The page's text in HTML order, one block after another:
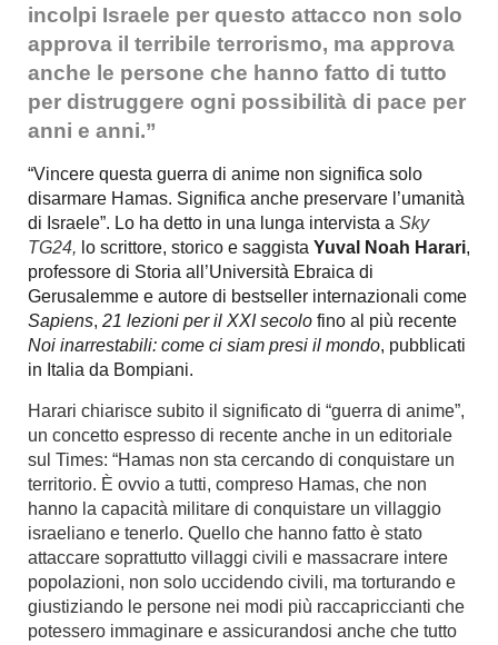
incolpi Israele per questo attacco non solo
approva il terribile terrorismo, ma approva
anche le persone che hanno fatto di tutto
per distruggere ogni possibilità di pace per
anni e anni.”
“Vincere questa guerra di anime non significa solo
disarmare Hamas. Significa anche preservare l’umanità
di Israele”. Lo ha detto in una lunga intervista a Sky
TG24, lo scrittore, storico e saggista Yuval Noah Harari,
professore di Storia all’Università Ebraica di
Gerusalemme e autore di bestseller internazionali come
Sapiens, 21 lezioni per il XXI secolo fino al più recente
Noi inarrestabili: come ci siam presi il mondo, pubblicati
in Italia da Bompiani.
Harari chiarisce subito il significato di “guerra di anime”,
un concetto espresso di recente anche in un editoriale
sul Times: “Hamas non sta cercando di conquistare un
territorio. È ovvio a tutti, compreso Hamas, che non
hanno la capacità militare di conquistare un villaggio
israeliano e tenerlo. Quello che hanno fatto è stato
attaccare soprattutto villaggi civili e massacrare intere
popolazioni, non solo uccidendo civili, ma torturando e
giustiziando le persone nei modi più raccapriccianti che
potessero immaginare e assicurandosi anche che tutto